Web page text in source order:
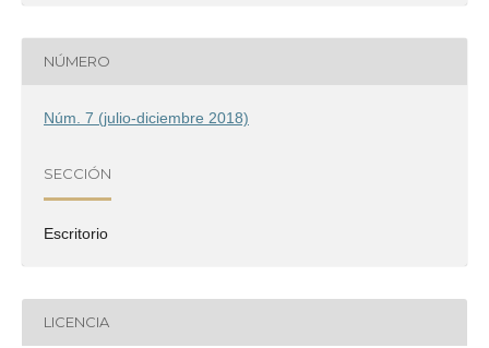
NÚMERO
Núm. 7 (julio-diciembre 2018)
SECCIÓN
Escritorio
LICENCIA